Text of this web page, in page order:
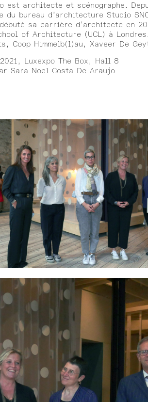
est architecte et scénographe.
bureau d’architecture Studio
sa carrière d’architecte en
of Architecture (UCL) à
Coop Himmelb(l)au, Xaveer De
Luxexpo The Box, Hall 8
Sara Noel Costa De Araujo